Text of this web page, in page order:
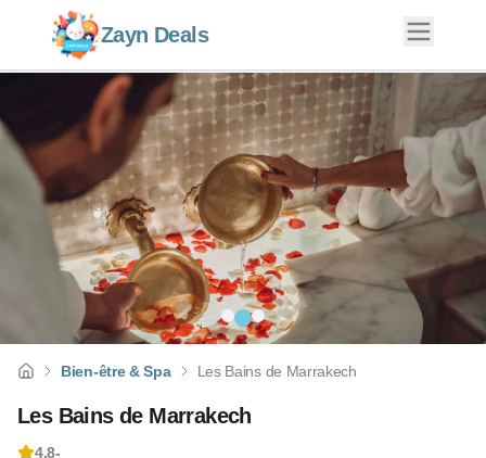
Zayn Deals
Bien-être & Spa Les Bains de Marrakech
Les Bains de Marrakech
4.8-